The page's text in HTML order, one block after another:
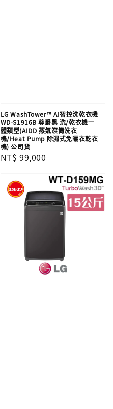
LG WashTower™ AI智控洗乾衣機
WD-S1916B 尊爵黑 洗/乾衣機一
體類型(AIDD 蒸氣滾筒洗衣
機/Heat Pump 除濕式免曬衣乾衣
機) 公司貨
Regular
NT$ 99,000